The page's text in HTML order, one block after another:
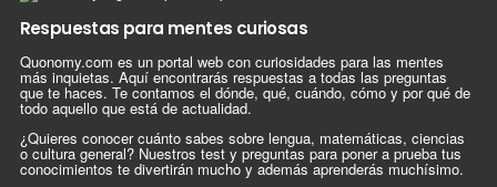
Respuestas para mentes curiosas
Quonomy.com es un portal web con curiosidades para las mentes
más inquietas. Aquí encontrarás respuestas a todas las preguntas
que te haces. Te contamos el dónde, qué, cuándo, cómo y por qué de
todo aquello que está de actualidad.
¿Quieres conocer cuánto sabes sobre lengua, matemáticas, ciencias
o cultura general? Nuestros test y preguntas para poner a prueba tus
conocimientos te divertirán mucho y además aprenderás muchísimo.